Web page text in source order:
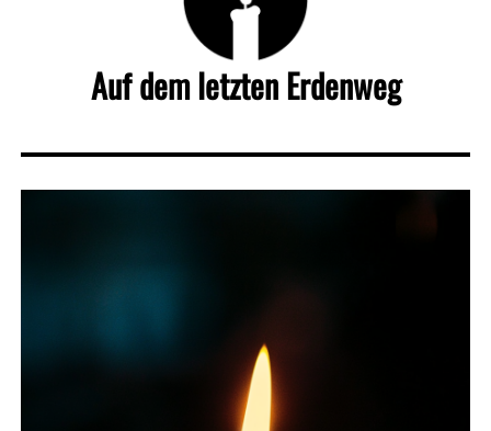
Auf dem letzten Erdenweg